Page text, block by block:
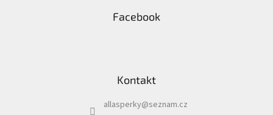
Facebook
Kontakt
allasperky@seznam.cz